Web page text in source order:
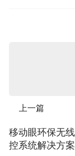
上一篇
移动眼环保无
控系统解决方案